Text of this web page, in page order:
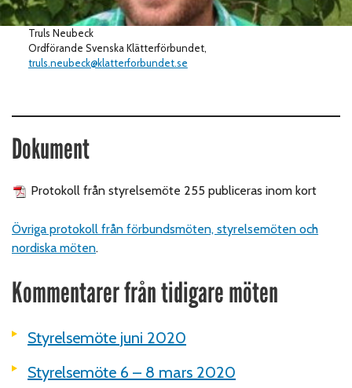
Truls Neubeck
Ordförande Svenska Klätterförbundet,
truls.neubeck@klatterforbundet.se
Dokument
Protokoll från styrelsemöte 255 publiceras inom kort
Övriga protokoll från förbundsmöten, styrelsemöten och
nordiska möten.
Kommentarer från tidigare möten
Styrelsemöte juni 2020
Styrelsemöte 6 – 8 mars 2020